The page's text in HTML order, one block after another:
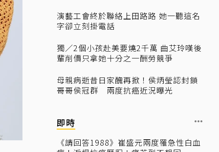
演藝工會終於聯絡上田路路 她一聽這名
字卻立刻掛電話
獨／2個小孩赴美要燒2千萬 曲艾玲嘆後
輩削價只拿她十分之一酬勞競爭
母親病逝昔日家醜再掀！侯炳瑩認封鎖
哥哥侯冠群 兩度抗癌近況曝光
即時
《請回答1988》崔盛元兩度罹急性白血